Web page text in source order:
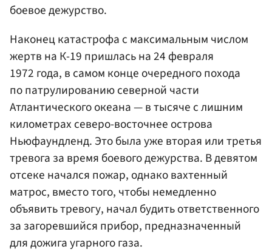
боевое дежурство.
Наконец катастрофа с максимальным числом
жертв на К-19 пришлась на 24 февраля
1972 года, в самом конце очередного похода
по патрулированию северной части
Атлантического океана — в тысяче с лишним
километрах северо-восточнее острова
Ньюфаундленд. Это была уже вторая или третья
тревога за время боевого дежурства. В девятом
отсеке начался пожар, однако вахтенный
матрос, вместо того, чтобы немедленно
объявить тревогу, начал будить ответственного
за загоревшийся прибор, предназначенный
для дожига угарного газа.